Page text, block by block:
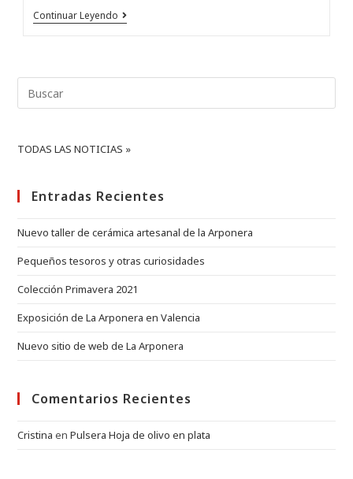
Continuar Leyendo
Exposición
Valencia
Buscar:
TODAS LAS NOTICIAS »
Entradas Recientes
Nuevo taller de cerámica artesanal de la Arponera
Pequeños tesoros y otras curiosidades
Colección Primavera 2021
Exposición de La Arponera en Valencia
Nuevo sitio de web de La Arponera
Comentarios Recientes
Cristina enPulsera Hoja de olivo en plata